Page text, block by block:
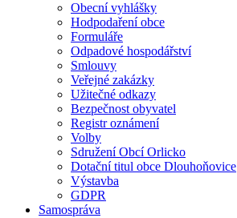
Obecní vyhlášky
Hodpodaření obce
Formuláře
Odpadové hospodářství
Smlouvy
Veřejné zakázky
Užitečné odkazy
Bezpečnost obyvatel
Registr oznámení
Volby
Sdružení Obcí Orlicko
Dotační titul obce Dlouhoňovice
Výstavba
GDPR
Samospráva